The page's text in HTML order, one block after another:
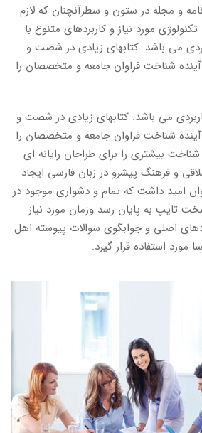
و مجله در ستون و سطرآنچنان که لازم
مورد نیاز و کاربردهای متنوع با
می باشد. کتابهای زیادی در شصت و
شناخت فراوان جامعه و متخصصان را
می باشد. کتابهای زیادی در شصت و
شناخت فراوان جامعه و متخصصان را
شناخت بیشتری را برای طراحان رایانه ای
و فرهنگ پیشرو در زبان فارسی ایجاد
امید داشت که تمام و دشواری موجود در
تایپ به پایان رسد وزمان مورد نیاز
اصلی و جوابگوی سوالات پیوسته اهل
استفاده قرار گیرد.